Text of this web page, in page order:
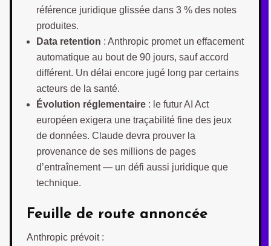
référence juridique glissée dans 3 % des notes
produites.
Data retention : Anthropic promet un effacement
automatique au bout de 90 jours, sauf accord
différent. Un délai encore jugé long par certains
acteurs de la santé.
Évolution réglementaire : le futur AI Act
européen exigera une traçabilité fine des jeux
de données. Claude devra prouver la
provenance de ses millions de pages
d’entraînement — un défi aussi juridique que
technique.
Feuille de route annoncée
Anthropic prévoit :